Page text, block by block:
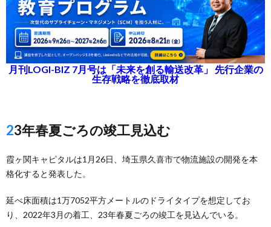
月刊LOGI-BIZ 7月号は「未来を創る輸送改革」 先行企業の
生存戦略を徹底取材
23年春夏ごろの竣工見込む
霞ヶ関キャピタルは1月26日、埼玉県久喜市で物流施設の開発を本
格化すると発表した。
延べ床面積は1万7052平方メートルのドライタイプを想定してお
り、2022年3月の着工、23年春夏ごろの竣工を見込んでいる。